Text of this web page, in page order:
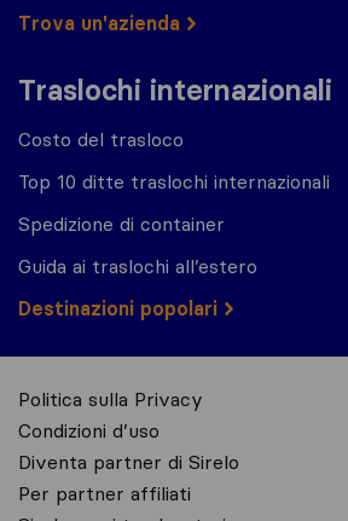
Trova un'azienda
Traslochi internazionali
Costo del trasloco
Top 10 ditte traslochi internazionali
Spedizione di container
Guida ai traslochi all’estero
Destinazioni popolari
Politica sulla Privacy
Condizioni d’uso
Diventa partner di Sirelo
Per partner affiliati